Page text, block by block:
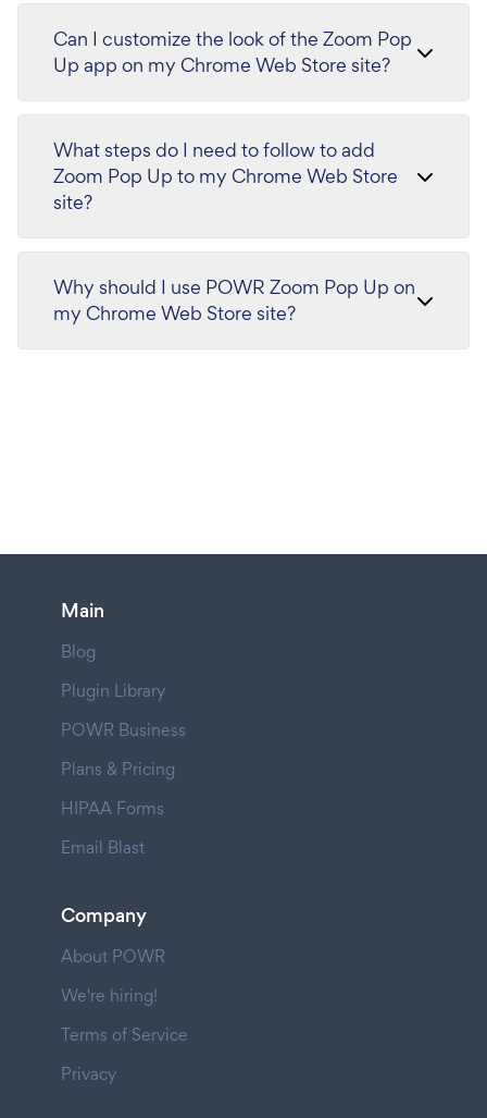
Can I customize the look of the Zoom Pop
Up app on my Chrome Web Store site?
What steps do I need to follow to add
Zoom Pop Up to my Chrome Web Store
site?
Why should I use POWR Zoom Pop Up on
my Chrome Web Store site?
Main
Blog
Plugin Library
POWR Business
Plans & Pricing
HIPAA Forms
Email Blast
Company
About POWR
We're hiring!
Terms of Service
Privacy